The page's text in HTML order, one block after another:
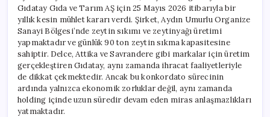
Eşiğine
Sürükledi
için
Gıdatay Gıda ve Tarım AŞ için 25 Mayıs 2026 itibarıyla bir
yıllık kesin mühlet kararı verdi. Şirket, Aydın Umurlu Organize
Sanayi Bölgesi’nde zeytin sıkımı ve zeytinyağı üretimi
yapmaktadır ve günlük 90 ton zeytin sıkma kapasitesine
sahiptir. Delce, Attika ve Savrandere gibi markalar için üretim
gerçekleştiren Gıdatay, aynı zamanda ihracat faaliyetleriyle
de dikkat çekmektedir. Ancak bu konkordato sürecinin
ardında yalnızca ekonomik zorluklar değil, aynı zamanda
holding içinde uzun süredir devam eden miras anlaşmazlıkları
yatmaktadır.